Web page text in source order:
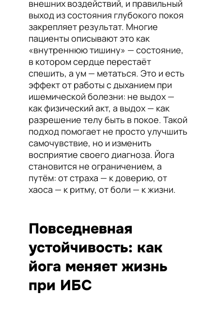
внешних воздействий, и правильный
выход из состояния глубокого покоя
закрепляет результат. Многие
пациенты описывают это как
«внутреннюю тишину» — состояние,
в котором сердце перестаёт
спешить, а ум — метаться. Это и есть
эффект от работы с дыханием при
ишемической болезни: не выдох —
как физический акт, а выдох — как
разрешение телу быть в покое. Такой
подход помогает не просто улучшить
самочувствие, но и изменить
восприятие своего диагноза. Йога
становится не ограничением, а
путём: от страха — к доверию, от
хаоса — к ритму, от боли — к жизни.
Повседневная
устойчивость: как
йога меняет жизнь
при ИБС